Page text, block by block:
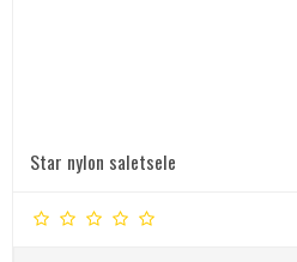
Star nylon saletsele